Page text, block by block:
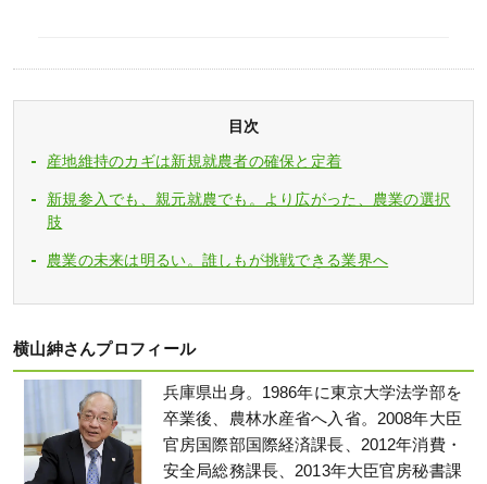
目次
産地維持のカギは新規就農者の確保と定着
新規参入でも、親元就農でも。より広がった、農業の選択
肢
農業の未来は明るい。誰しもが挑戦できる業界へ
横山紳さんプロフィール
兵庫県出身。1986年に東京大学法学部を
卒業後、農林水産省へ入省。2008年大臣
官房国際部国際経済課長、2012年消費・
安全局総務課長、2013年大臣官房秘書課